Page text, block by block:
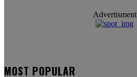
Advertisment
MOST POPULAR